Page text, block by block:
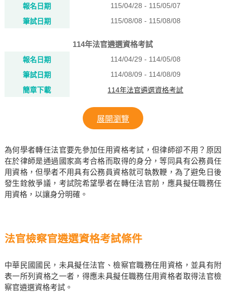
報名日期
115/04/28 - 115/05/07
筆試日期
115/08/08 - 115/08/08
114年法官遴選資格考試
報名日期
114/04/29 - 114/05/08
筆試日期
114/08/09 - 114/08/09
簡章下載
114年法官遴選資格考試
展開瀏覽
為何學者轉任法官要先參加任用資格考試，但律師卻不用？原因
在於律師是通過國家高考合格而取得的身分，等同具有公務員任
用資格，但學者不用具有公務員資格就可執教鞭，為了避免日後
發生銓敘爭議，考試院希望學者在轉任法官前，應具擬任職務任
用資格，以讓身分明確。
法官檢察官遴選資格考試條件
中華民國國民，未具擬任法官、檢察官職務任用資格，並具有附
表一所列資格之一者，得應未具擬任職務任用資格者取得法官檢
察官遴選資格考試。